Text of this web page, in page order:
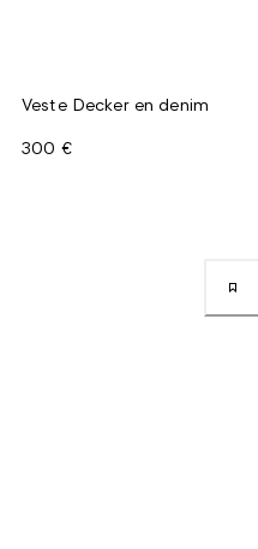
Veste Decker en denim
300 €